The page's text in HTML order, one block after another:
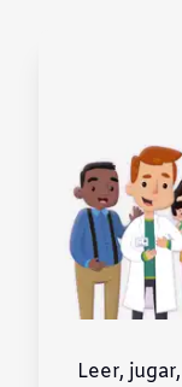
Leer,